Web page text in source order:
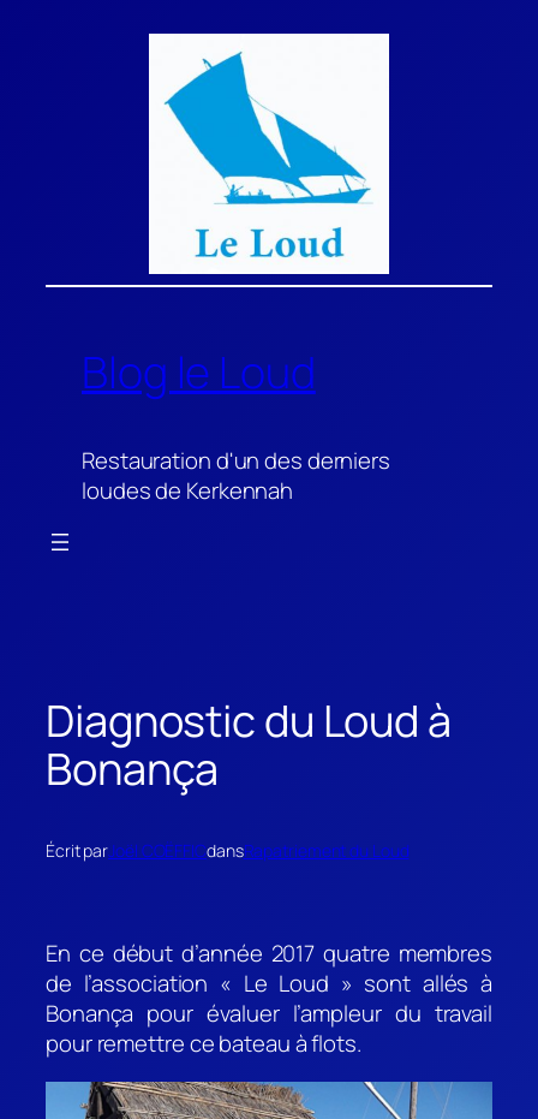
Blog le Loud
Restauration d'un des derniers
loudes de Kerkennah
Diagnostic du Loud à
Bonança
Écrit parJoël COËFFICdansRapatriement du Loud
En ce début d’année 2017 quatre membres
de l’association « Le Loud » sont allés à
Bonança pour évaluer l’ampleur du travail
pour remettre ce bateau à flots.